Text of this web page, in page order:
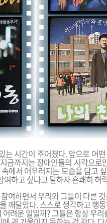
는 시간이 주어졌다. 앞으로 어
금까지는 장애인들의 시각으로
에서 어우러지는 모습을 담고
하고 싶다고 말하자 흔쾌히 허
여하면서 우리와 그들이 다른
깨달았다. 스스로 생각하고 행
려운 일일까? 그들은 항상 우